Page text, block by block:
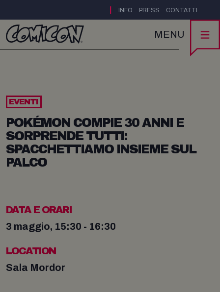
INFO PRESS CONTATTI
MENU
EVENTI
POKÉMON COMPIE 30 ANNI E
SORPRENDE TUTTI:
SPACCHETTIAMO INSIEME SUL
PALCO
DATA E ORARI
3 maggio, 15:30 - 16:30
LOCATION
Sala Mordor